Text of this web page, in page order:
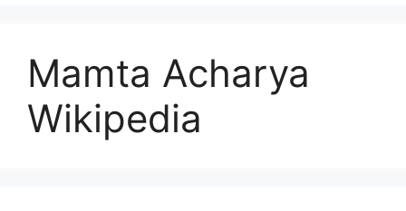
Mamta Acharya
Wikipedia